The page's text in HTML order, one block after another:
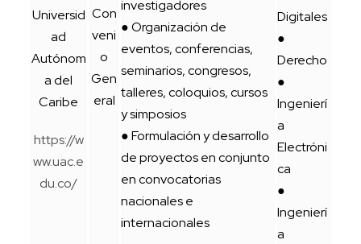
Universid
ad
Autónom
a del
Caribe
https://w
ww.uac.e
du.co/
Con
veni
o
Gen
eral
investigadores
● Organización de
eventos, conferencias,
seminarios, congresos,
talleres, coloquios, cursos
y simposios
● Formulación y desarrollo
de proyectos en conjunto
en convocatorias
nacionales e
internacionales
Digitales
●
Derecho
●
Ingenierí
a
Electróni
ca
●
Ingenierí
a